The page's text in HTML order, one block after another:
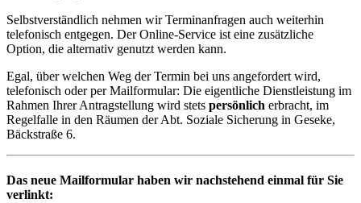
Selbstverständlich nehmen wir Terminanfragen auch weiterhin
telefonisch entgegen. Der Online-Service ist eine zusätzliche
Option, die alternativ genutzt werden kann.
Egal, über welchen Weg der Termin bei uns angefordert wird,
telefonisch oder per Mailformular: Die eigentliche Dienstleistung im
Rahmen Ihrer Antragstellung wird stets persönlich erbracht, im
Regelfalle in den Räumen der Abt. Soziale Sicherung in Geseke,
Bäckstraße 6.
Das neue Mailformular haben wir nachstehend einmal für Sie
verlinkt: